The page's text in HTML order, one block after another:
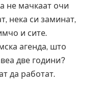
не мачкаат очи
нека си заминат,
и сите.
агенда, што
две години?
да работат.